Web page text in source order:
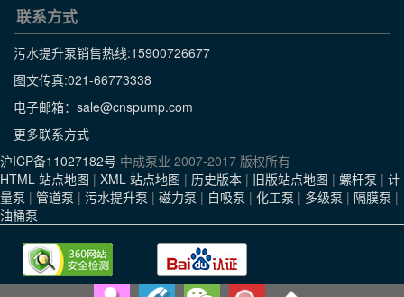
联系方式
污水提升泵销售热线:15900726677
图文传真:021-66773338
电子邮箱：sale@cnspump.com
更多联系方式
沪ICP备11027182号 中成泵业 2007-2017 版权所有
HTML 站点地图 | XML 站点地图 | 历史版本 | 旧版站点地图 | 螺杆泵 | 计
量泵 | 管道泵 | 污水提升泵 | 磁力泵 | 自吸泵 | 化工泵 | 多级泵 | 隔膜泵 |
油桶泵